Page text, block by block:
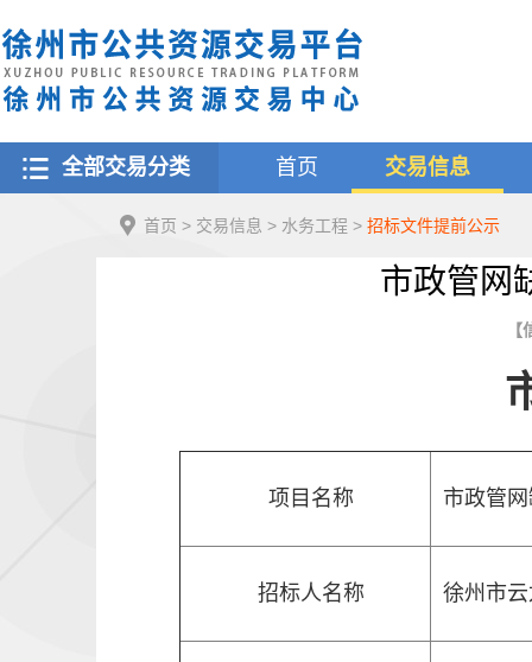
全部交易分类 首页 交易信息
首页 > 交易信息 > 水务工程 > 招标文件提前公示
市政管网
项目名称 市政管
招标人名称 徐州市